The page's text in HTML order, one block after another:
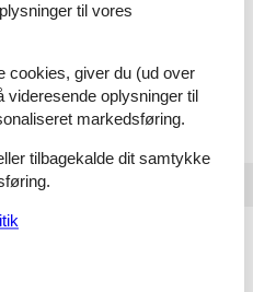
Privat sommerhus Nr.
til vores
cookies, giver du (ud over
oplysninger til
markedsføring.
tilbagekalde dit samtykke